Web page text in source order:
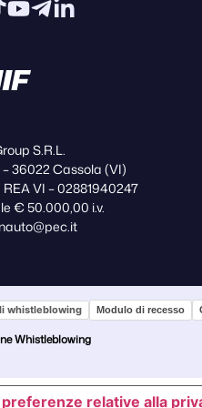
S.R.L.
– 36022 Cassola (VI)
REA VI – 02881940247
€ 50.000,00 i.v.
whistleblowing Modulo di recesso
Whistleblowing
relative alla